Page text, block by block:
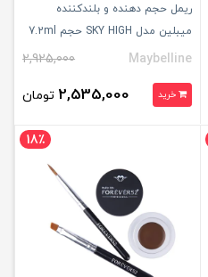
ریمل حجم دهنده و بلندکننده
میبلین مدل SKY HIGH حجم 7.2ml
Maybelline
2,925,000
خرید 2,535,000 تومان
18٪